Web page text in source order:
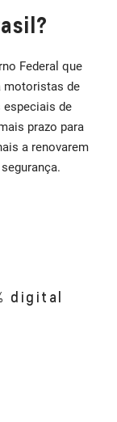
Federal que
motoristas de
de
prazo para
a renovarem
digital